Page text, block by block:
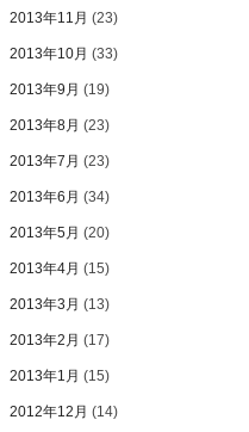
2013年11月 (23)
2013年10月 (33)
2013年9月 (19)
2013年8月 (23)
2013年7月 (23)
2013年6月 (34)
2013年5月 (20)
2013年4月 (15)
2013年3月 (13)
2013年2月 (17)
2013年1月 (15)
2012年12月 (14)